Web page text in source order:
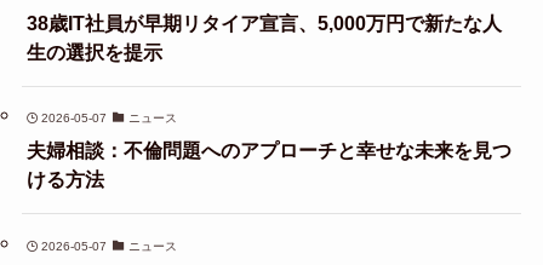
38歳IT社員が早期リタイア宣言、5,000万円で新たな人
生の選択を提示
2026-05-07 ニュース
夫婦相談：不倫問題へのアプローチと幸せな未来を見つ
ける方法
2026-05-07 ニュース